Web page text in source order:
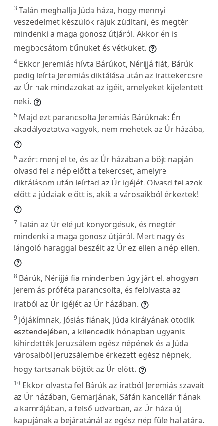
3 Talán meghallja Júda háza, hogy mennyi
veszedelmet készülök rájuk zúdítani, és megtér
mindenki a maga gonosz útjáról. Akkor én is
megbocsátom bűnüket és vétküket.
4 Ekkor Jeremiás hívta Bárúkot, Nérijjá fiát, Bárúk
pedig leírta Jeremiás diktálása után az irattekercsre
az Úr nak mindazokat az igéit, amelyeket kijelentett
neki.
5 Majd ezt parancsolta Jeremiás Bárúknak: Én
akadályoztatva vagyok, nem mehetek az Úr házába,
6 azért menj el te, és az Úr házában a böjt napján
olvasd fel a nép előtt a tekercset, amelyre
diktálásom után leírtad az Úr igéjét. Olvasd fel azok
előtt a júdaiak előtt is, akik a városaikból érkeztek!
7 Talán az Úr elé jut könyörgésük, és megtér
mindenki a maga gonosz útjáról. Mert nagy és
lángoló haraggal beszélt az Úr ez ellen a nép ellen.
8 Bárúk, Nérijjá fia mindenben úgy járt el, ahogyan
Jeremiás próféta parancsolta, és felolvasta az
iratból az Úr igéjét az Úr házában.
9 Jójákímnak, Jósiás fiának, Júda királyának ötödik
esztendejében, a kilencedik hónapban ugyanis
kihirdették Jeruzsálem egész népének és a Júda
városaiból Jeruzsálembe érkezett egész népnek,
hogy tartsanak böjtöt az Úr előtt.
10 Ekkor olvasta fel Bárúk az iratból Jeremiás szavait
az Úr házában, Gemarjának, Sáfán kancellár fiának
a kamrájában, a felső udvarban, az Úr háza új
kapujának a bejáratánál az egész nép füle hallatára.